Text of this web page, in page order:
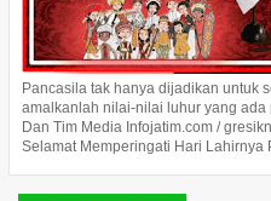
Pancasila tak hanya dijadikan untuk
amalkanlah nilai-nilai luhur yang
Dan Tim Media Infojatim.com /
Selamat Memperingati Hari Lahirnya